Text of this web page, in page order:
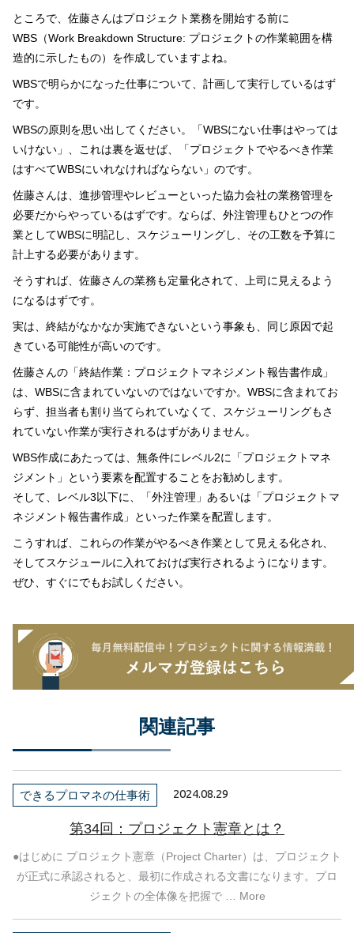
ところで、佐藤さんはプロジェクト業務を開始する前に
WBS（Work Breakdown Structure: プロジェクトの作業範囲を構
造的に示したもの）を作成していますよね。
WBSで明らかになった仕事について、計画して実行しているはず
です。
WBSの原則を思い出してください。「WBSにない仕事はやっては
いけない」、これは裏を返せば、「プロジェクトでやるべき作業
はすべてWBSにいれなければならない」のです。
佐藤さんは、進捗管理やレビューといった協力会社の業務管理を
必要だからやっているはずです。ならば、外注管理もひとつの作
業としてWBSに明記し、スケジューリングし、その工数を予算に
計上する必要があります。
そうすれば、佐藤さんの業務も定量化されて、上司に見えるよう
になるはずです。
実は、終結がなかなか実施できないという事象も、同じ原因で起
きている可能性が高いのです。
佐藤さんの「終結作業：プロジェクトマネジメント報告書作成」
は、WBSに含まれていないのではないですか。WBSに含まれてお
らず、担当者も割り当てられていなくて、スケジューリングもさ
れていない作業が実行されるはずがありません。
WBS作成にあたっては、無条件にレベル2に「プロジェクトマネ
ジメント」という要素を配置することをお勧めします。
そして、レベル3以下に、「外注管理」あるいは「プロジェクトマ
ネジメント報告書作成」といった作業を配置します。
こうすれば、これらの作業がやるべき作業として見える化され、
そしてスケジュールに入れておけば実行されるようになります。
ぜひ、すぐにでもお試しください。
関連記事
できるプロマネの仕事術 2024.08.29
第34回：プロジェクト憲章とは？
●はじめに プロジェクト憲章（Project Charter）は、プロジェクト
が正式に承認されると、最初に作成される文書になります。プロ
ジェクトの全体像を把握で … More